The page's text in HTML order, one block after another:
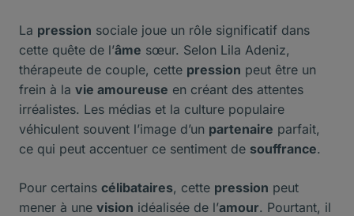
La pression sociale joue un rôle significatif dans
cette quête de l’âme sœur. Selon Lila Adeniz,
thérapeute de couple, cette pression peut être un
frein à la vie amoureuse en créant des attentes
irréalistes. Les médias et la culture populaire
véhiculent souvent l’image d’un partenaire parfait,
ce qui peut accentuer ce sentiment de souffrance.
Pour certains célibataires, cette pression peut
mener à une vision idéalisée de l’amour. Pourtant, il